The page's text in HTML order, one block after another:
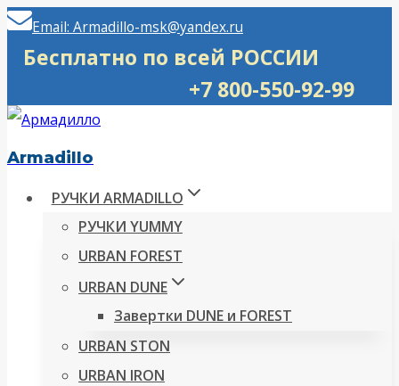
Перейти
Email: Armadillo-msk@yandex.ru
Бесплатно по всей РОССИИ
+7 800-550-92-99
Armadillo
РУЧКИ ARMADILLO
РУЧКИ YUMMY
URBAN FOREST
URBAN DUNE
Завертки DUNE и FOREST
URBAN STON
URBAN IRON